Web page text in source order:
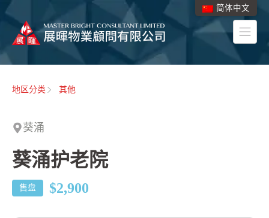
地区分类 其他
葵涌
葵涌护老院
售盘 $2,900
简体中文